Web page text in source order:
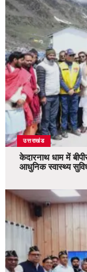
उत्तराखंड
केदारनाथ धाम में
आधुनिक स्वास्थ्य